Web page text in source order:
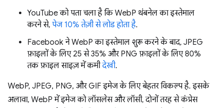
YouTube को पता चला है कि WebP थंबनेल का इस्तेमाल
करने से, पेज 10% तेज़ी से लोड होता है.
Facebook ने WebP का इस्तेमाल शुरू करने के बाद, JPEG
फ़ाइलों के लिए 25 से 35% और PNG फ़ाइलों के लिए 80%
तक फ़ाइल साइज़ में कमीदेखी.
WebP, JPEG, PNG, और GIF इमेज के लिए बेहतर विकल्प है. इसके
अलावा, WebP में इमेज को लॉसलेस और लॉसी, दोनों तरह से कंप्रेस